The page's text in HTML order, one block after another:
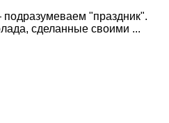
"праздник".
сделанные своими ...